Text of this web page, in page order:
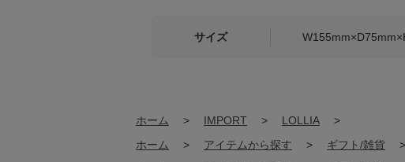
サイズ
ホーム > IMPORT > LOLLIA
>
ホーム
> アイテムから探す > ギフト/雑貨
>